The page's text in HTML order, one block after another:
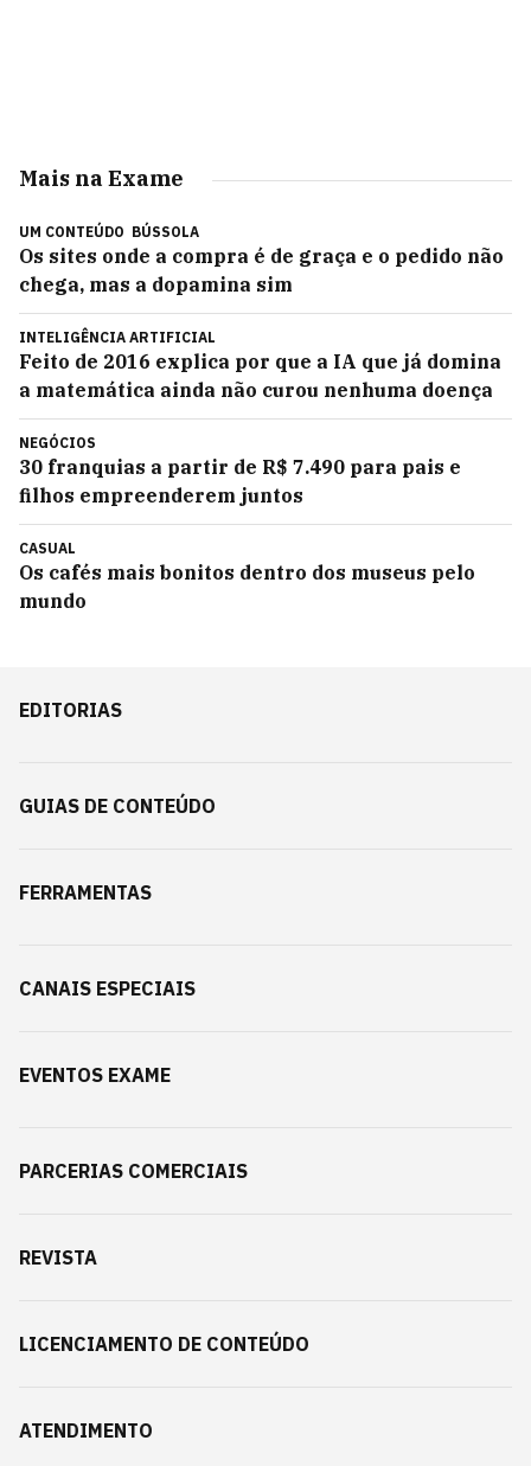
Mais na Exame
UM CONTEÚDO BÚSSOLA
Os sites onde a compra é de graça e o pedido não
chega, mas a dopamina sim
INTELIGÊNCIA ARTIFICIAL
Feito de 2016 explica por que a IA que já domina
a matemática ainda não curou nenhuma doença
NEGÓCIOS
30 franquias a partir de R$ 7.490 para pais e
filhos empreenderem juntos
CASUAL
Os cafés mais bonitos dentro dos museus pelo
mundo
EDITORIAS
GUIAS DE CONTEÚDO
FERRAMENTAS
CANAIS ESPECIAIS
EVENTOS EXAME
PARCERIAS COMERCIAIS
REVISTA
LICENCIAMENTO DE CONTEÚDO
ATENDIMENTO